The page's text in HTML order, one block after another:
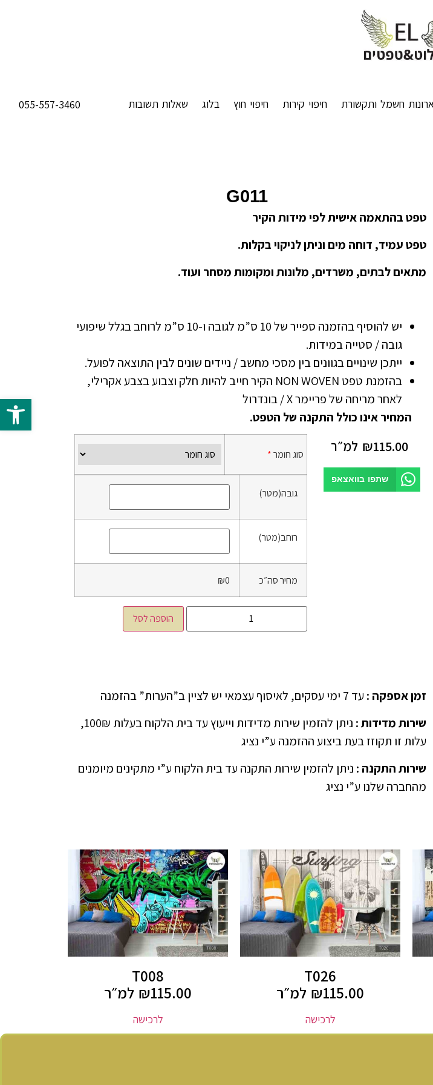
חשמל ותקשורת חיפוי קירות חיפוי חוץ בלוג שאלות תשובות 055-557-3460
G011
טפט בהתאמה אישית לפי מידות הקיר
טפט עמיד, דוחה מים וניתן לניקוי בקלות.
מתאים לבתים, משרדים, מלונות ומקומות מסחר ועוד.
יש להוסיף בהזמנה ספייר של 10 ס”מ לגובה ו-10 ס”מ לרוחב בגלל שיפועי
גובה / סטייה במידות.
ייתכן שינויים בגוונים בין מסכי מחשב / ניידים שונים לבין התוצאה לפועל.
בהזמנת טפט NON WOVEN הקיר חייב להיות חלק וצבוע בצבע אקרילי,
לאחר מריחה של פריימר X / בונדרול
המחיר אינו כולל התקנה של הטפט.
₪115.00 למ״ר
שתפו בוואצאפ
סוג חומר*
גובה(מטר)
רוחב(מטר)
מחיר סה״כ ₪0
הוספה לסל
זמן אספקה : עד 7 ימי עסקים, לאיסוף עצמאי יש לציין ב”הערות” בהזמנה
שירות מדידות:
ניתן להזמין שירות מדידות וייעוץ עד בית הלקוח בעלות 100₪,
עלות זו תקוזז בעת ביצוע ההזמנה ע”י נציג
שירות התקנה : ניתן להזמין שירות התקנה עד בית הלקוח ע”י מתקינים מיומנים
מהחברה שלנו ע”י נציג
T026
₪115.00 למ״ר
לרכישה
T008
₪115.00 למ״ר
לרכישה